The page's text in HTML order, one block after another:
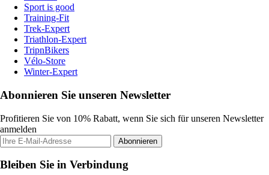
Sport is good
Training-Fit
Trek-Expert
Triathlon-Expert
TripnBikers
Vélo-Store
Winter-Expert
Abonnieren Sie unseren Newsletter
Profitieren Sie von 10% Rabatt, wenn Sie sich für unseren Newsletter
anmelden
Abonnieren
Bleiben Sie in Verbindung